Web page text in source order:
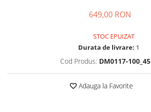
649,00 RON
STOC EPUIZAT
Durata de livrare: 1
Cod Produs: DM0117-100_45
Adauga la Favorite